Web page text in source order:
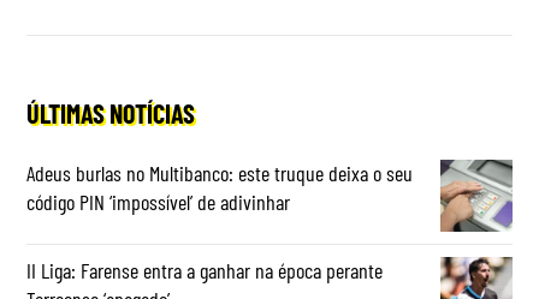
ÚLTIMAS NOTÍCIAS
Adeus burlas no Multibanco: este truque deixa o seu
código PIN ‘impossível’ de adivinhar
II Liga: Farense entra a ganhar na época perante